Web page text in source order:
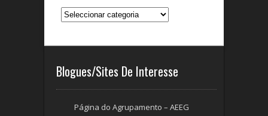
Categorias
Blogues/Sites De Interesse
Página do Agrupamento – AEEG